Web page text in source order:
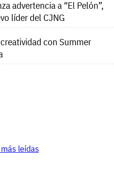
advertencia a “El Pelón”,
líder del CJNG
con Summer
leídas